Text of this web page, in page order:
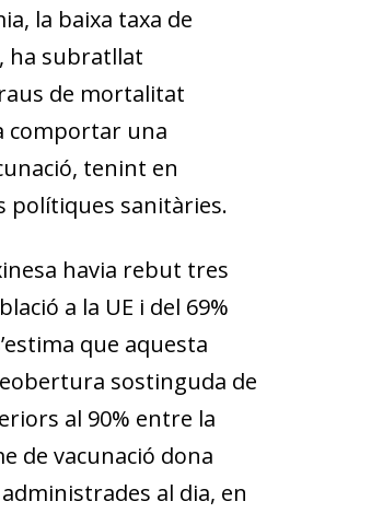
la baixa taxa de
ha subratllat
de mortalitat
comportar una
tenint en
polítiques sanitàries.
havia rebut tres
a la UE i del 69%
que aquesta
sostinguda de
al 90% entre la
de vacunació dona
al dia, en